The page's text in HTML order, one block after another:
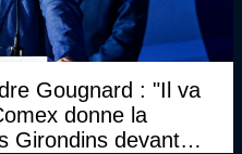
Gougnard : "Il va
donne la
Girondins devant